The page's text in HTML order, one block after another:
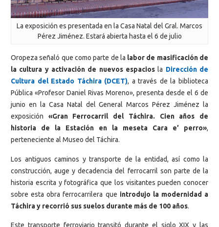
La exposición es presentada en la Casa Natal del Gral. Marcos
Pérez Jiménez. Estará abierta hasta el 6 de julio
Oropeza señaló que como parte de la labor de masificación de
la cultura y activación de nuevos espacios la Dirección de
Cultura del Estado Táchira (DCET), a través de la biblioteca
Pública «Profesor Daniel Rivas Moreno», presenta desde el 6 de
junio en la Casa Natal del General Marcos Pérez Jiménez la
exposición «Gran Ferrocarril del Táchira. Cien años de
historia de la Estación en la meseta Cara e’ perro»,
perteneciente al Museo del Táchira.
Los antiguos caminos y transporte de la entidad, así como la
construcción, auge y decadencia del ferrocarril son parte de la
historia escrita y fotográfica que los visitantes pueden conocer
sobre esta obra ferrocarrilera que introdujo la modernidad a
Táchira y recorrió sus suelos durante más de 100 años.
Este transporte ferroviario transitó durante el siglo XIX y las